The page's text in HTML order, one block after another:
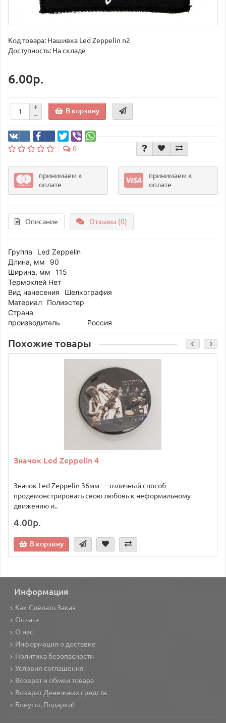
Код товара: Нашивка Led Zeppelin n2
Доступность: На складе
6.00р.
В корзину
0
принимаем к
оплате
принимаем к
оплате
Описание Отзывы (0)
Группа
Led Zeppelin
Длина, мм
90
Ширина, мм
115
Термоклей Нет
Вид нанесения
Шелкография
Материал
Полиэстер
Страна
производитель
Россия
Похожие товары
Значок Led Zeppelin 4
Значок Led Zeppelin 36мм — отличный способ
продемонстрировать свою любовь к неформальному
движению и..
4.00р.
В корзину
Информация
Как Сделать Заказ
Оплата
О нас
Информация о доставке
Политика безопасности
Условия соглашения
Возврат и обмен товара
Возврат Денежных средств
Бонусы, Подарки!